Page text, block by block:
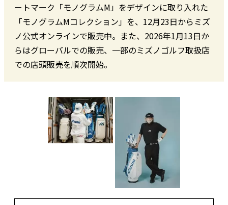
ートマーク「モノグラムM」をデザインに取り入れた
「モノグラムMコレクション」を、12月23日からミズ
ノ公式オンラインで販売中。また、2026年1月13日か
らはグローバルでの販売、一部のミズノゴルフ取扱店
での店頭販売を順次開始。